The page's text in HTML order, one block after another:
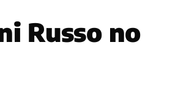
Russo no